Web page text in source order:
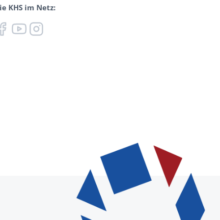
KHS im Netz: